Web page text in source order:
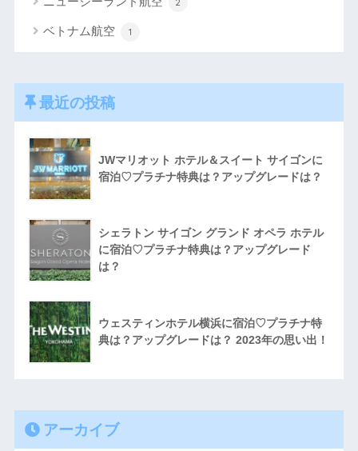
ベトナム航空 1
最近の投稿
JWマリオット ホテル＆スイート サイゴンに
宿泊♡プラチナ特典は？アップグレードは？
シェラトン サイゴン グランド オペラ ホテル
に宿泊♡プラチナ特典は？アップグレード
は？
ウェスティンホテル横浜に宿泊♡プラチナ特
典は？アップグレードは？ 2023年の思い出！
アーカイブ